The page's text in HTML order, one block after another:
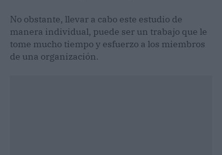
No obstante, llevar a cabo este estudio de
manera individual, puede ser un trabajo que le
tome mucho tiempo y esfuerzo a los miembros
de una organización.